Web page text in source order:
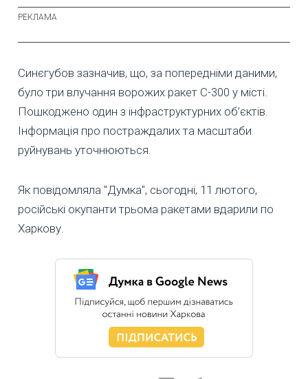
Синєгубов зазначив, що, за попередніми даними,
було три влучання ворожих ракет С-300 у місті.
Пошкоджено один з інфраструктурних об’єктів.
Інформація про постраждалих та масштаби
руйнувань уточнюються.
Як повідомляла "Думка", сьогодні, 11 лютого,
російські окупанти трьома ракетами вдарили по
Харкову.